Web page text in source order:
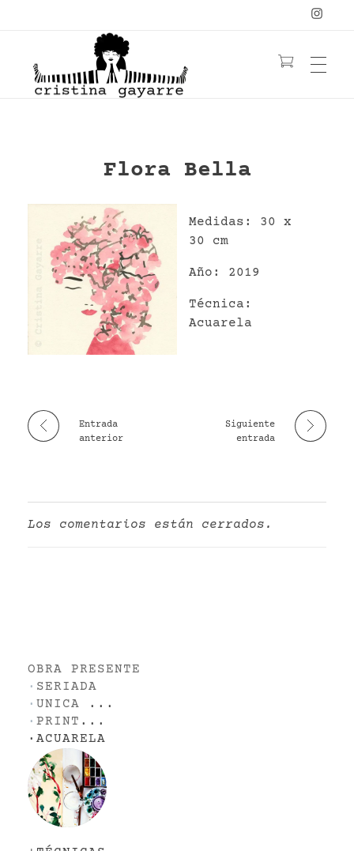
YANTRAS/MANDALAS
PELIRROJAS
NATURALEZA
FLORES
≡ TIENDA ≡
ACUARELA
CONTACTO
Flora Bella
Medidas: 30 x
30 cm
Año: 2019
Técnica:
Acuarela
Entrada
anterior
Siguiente
entrada
Los comentarios están cerrados.
OBRA PRESENTE
· SERIADA
· UNICA ...
· PRINT ...
· ACUARELA